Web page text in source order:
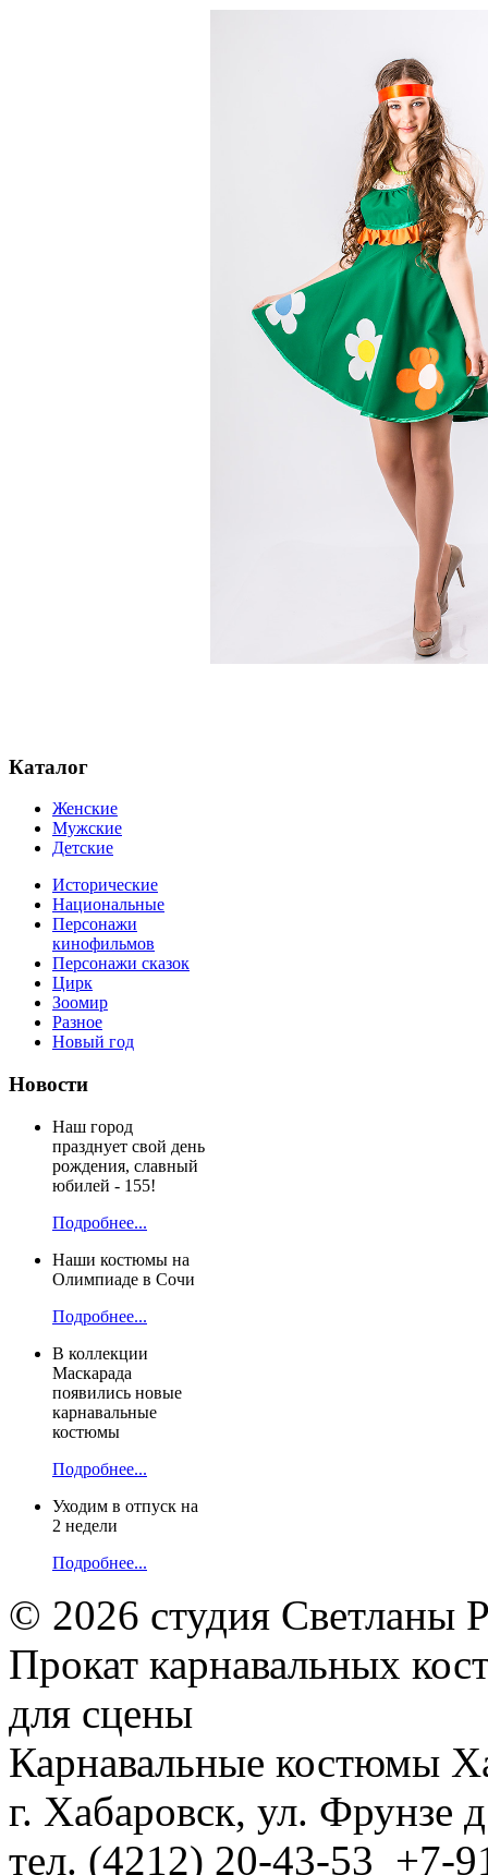
Каталог
Женские
Мужские
Детские
Исторические
Национальные
Персонажи
кинофильмов
Персонажи сказок
Цирк
Зоомир
Разное
Новый год
Новости
Наш город
празднует свой день
рождения, славный
юбилей - 155!
Подробнее...
Наши костюмы на
Олимпиаде в Сочи
Подробнее...
В коллекции
Маскарада
появились новые
карнавальные
костюмы
Подробнее...
Уходим в отпуск на
2 недели
Подробнее...
© 2026 студия Светланы
Прокат карнавальных
для сцены
Карнавальные костюмы
г. Хабаровск, ул. Фрунзе
тел. (4212) 20-43-53 +7-